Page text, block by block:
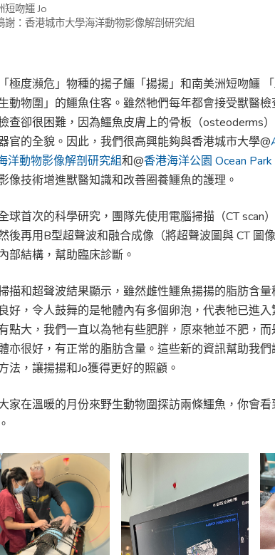
短吻鱷 Jo
謝：香港城市大學海洋動物影像解剖研究組
極度瀕危」物種的揚子鱷「揚揚」和南美洲短吻鱷
生動物圍」的鱷魚住客。雖然牠們每年都會接受獸醫
查卻很困難，因為鱷魚皮膚上的骨板（osteoderms
官的全貌。因此，我們很高興能夠與香港城市大學@
洋動物影像解剖研究組和@香港海洋公園 Ocean
像技術增進獸醫知識和改善圈養鱷魚的護理。
球首次的科學研究，團隊先使用電腦掃描（CT scan
後再用B型超聲波和融合成像（將超聲波圖與 CT 圖
部結構，幫助臨床診斷。
描和超聲波結果顯示，雖然雌性鱷魚揚揚的脂肪含
好，令人鼓舞的是牠體內有多個卵泡，代表牠已進入
點大，我們一直以為牠有些肥胖，原來牠並不肥，而
亦很好，有正常的脂肪含量。這些新的資訊幫助我
法，讓揚揚和Jo獲得更好的照顧。
家在溫暖的月份來野生動物圍探訪兩條鱷魚，你會